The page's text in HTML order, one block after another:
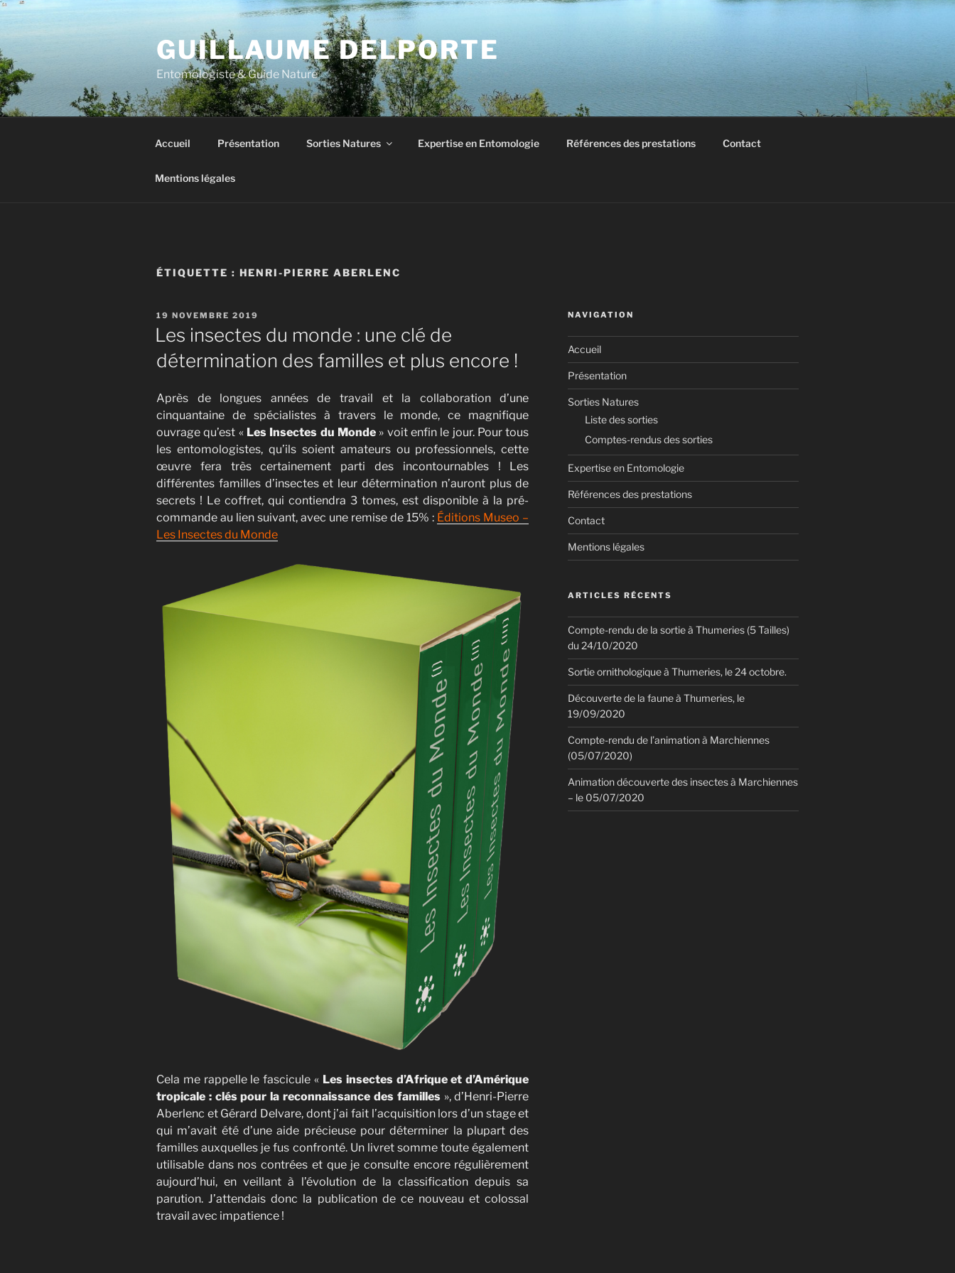
Aller
contenu
principal
GUILLAUME DELPORTE
Entomologiste & Guide Nature
Accueil Présentation Sorties Natures Expertise en Entomologie Références des prestations Contact
Mentions légales
ÉTIQUETTE : HENRI-PIERRE ABERLENC
PUBLIÉ
LE
19 NOVEMBRE 2019
Les insectes du monde : une clé de
détermination des familles et plus encore !
Après de longues années de travail et la collaboration d’une
cinquantaine de spécialistes à travers le monde, ce magnifique
ouvrage qu’est « Les Insectes du Monde » voit enfin le jour. Pour tous
les entomologistes, qu’ils soient amateurs ou professionnels, cette
œuvre fera très certainement parti des incontournables ! Les
différentes familles d’insectes et leur détermination n’auront plus de
secrets ! Le coffret, qui contiendra 3 tomes, est disponible à la pré-
commande au lien suivant, avec une remise de 15% : Éditions Museo –
Les Insectes du Monde
Cela me rappelle le fascicule « Les insectes d’Afrique et d’Amérique
tropicale : clés pour la reconnaissance des familles », d’Henri-Pierre
Aberlenc et Gérard Delvare, dont j’ai fait l’acquisition lors d’un stage et
qui m’avait été d’une aide précieuse pour déterminer la plupart des
familles auxquelles je fus confronté. Un livret somme toute également
utilisable dans nos contrées et que je consulte encore régulièrement
aujourd’hui, en veillant à l’évolution de la classification depuis sa
parution. J’attendais donc la publication de ce nouveau et colossal
travail avec impatience !
NAVIGATION
Accueil
Présentation
Sorties Natures
Liste des sorties
Comptes-rendus des sorties
Expertise en Entomologie
Références des prestations
Contact
Mentions légales
ARTICLES RÉCENTS
Compte-rendu de la sortie à Thumeries (5 Tailles)
du 24/10/2020
Sortie ornithologique à Thumeries, le 24 octobre.
Découverte de la faune à Thumeries, le
19/09/2020
Compte-rendu de l’animation à Marchiennes
(05/07/2020)
Animation découverte des insectes à Marchiennes
– le 05/07/2020